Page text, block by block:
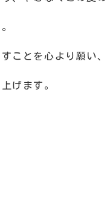
ことを心より願い
げます。
栄車
佐